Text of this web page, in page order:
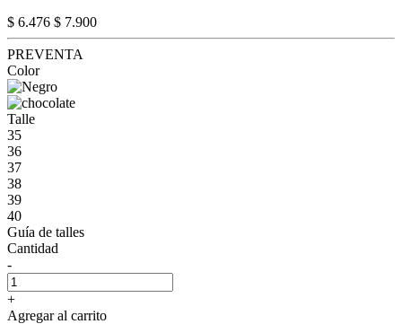
$ 6.476 $ 7.900
PREVENTA
Color
Talle
35
36
37
38
39
40
Guía de talles
Cantidad
-
+
Agregar al carrito